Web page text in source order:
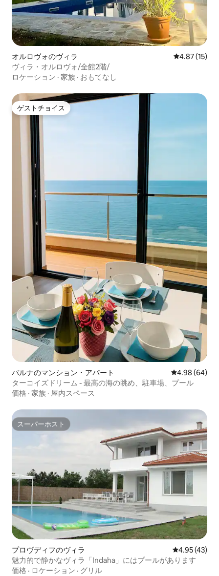
オルロヴォのヴィラ レビュー15
4.87 (15)
ヴィラ・オルロヴォ/全館2階/
ロケーション · 家族 · おもてなし
ゲストチョイス
ゲストチョイス
バルナのマンション・アパート レビュー64件
4.98 (64)
ターコイズドリーム - 最高の海の眺め、駐車場、プール
価格 · 家族 · 屋内スペース
スーパーホスト
スーパーホスト
プロヴディフのヴィラ レビュー43
4.95 (43)
魅力的で静かなヴィラ「Indaha」にはプールがあります
価格 · ロケーション · グリル